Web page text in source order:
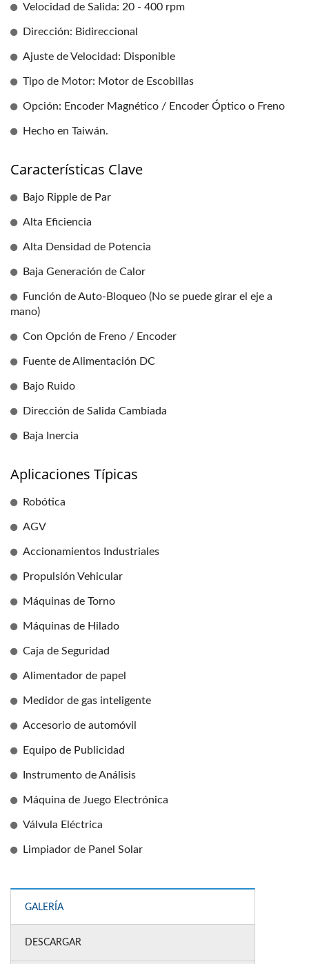
Velocidad de Salida: 20 - 400 rpm
Dirección: Bidireccional
Ajuste de Velocidad: Disponible
Tipo de Motor: Motor de Escobillas
Opción: Encoder Magnético / Encoder Óptico o Freno
Hecho en Taiwán.
Características Clave
Bajo Ripple de Par
Alta Eficiencia
Alta Densidad de Potencia
Baja Generación de Calor
Función de Auto-Bloqueo (No se puede girar el eje a
mano)
Con Opción de Freno / Encoder
Fuente de Alimentación DC
Bajo Ruido
Dirección de Salida Cambiada
Baja Inercia
Aplicaciones Típicas
Robótica
AGV
Accionamientos Industriales
Propulsión Vehicular
Máquinas de Torno
Máquinas de Hilado
Caja de Seguridad
Alimentador de papel
Medidor de gas inteligente
Accesorio de automóvil
Equipo de Publicidad
Instrumento de Análisis
Máquina de Juego Electrónica
Válvula Eléctrica
Limpiador de Panel Solar
GALERÍA
DESCARGAR